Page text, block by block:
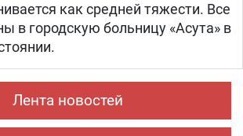
как средней тяжести. Все
в городскую больницу «Асута» в
Лента новостей